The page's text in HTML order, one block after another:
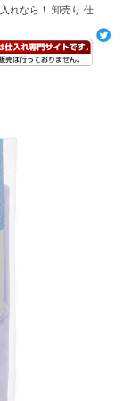
れなら！ 卸売り 仕